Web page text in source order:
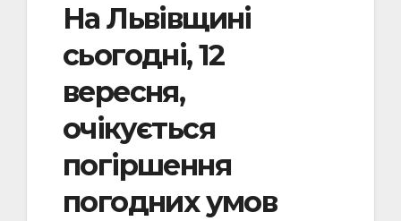
На Львівщині
сьогодні, 12
вересня,
очікується
погіршення
погодних умов